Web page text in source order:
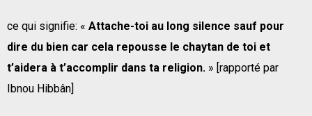
ce qui signifie: « Attache-toi au long silence sauf pour
dire du bien car cela repousse le chaytan de toi et
t’aidera à t’accomplir dans ta religion. » [rapporté par
Ibnou Hibbân]